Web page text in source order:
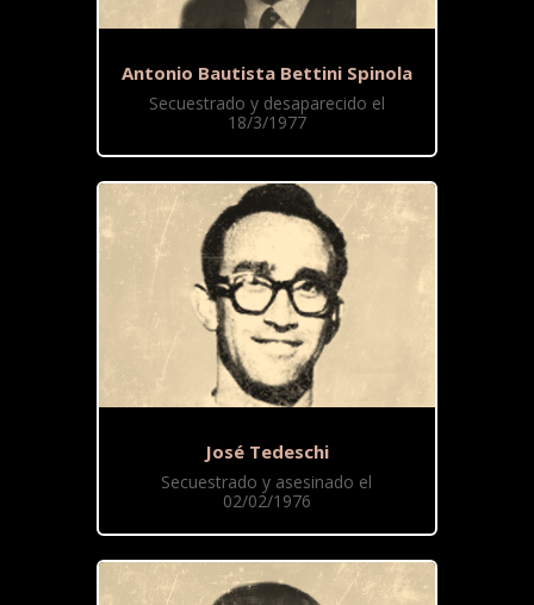
Antonio Bautista Bettini Spinola
Secuestrado y desaparecido el
18/3/1977
José Tedeschi
Secuestrado y asesinado el
02/02/1976